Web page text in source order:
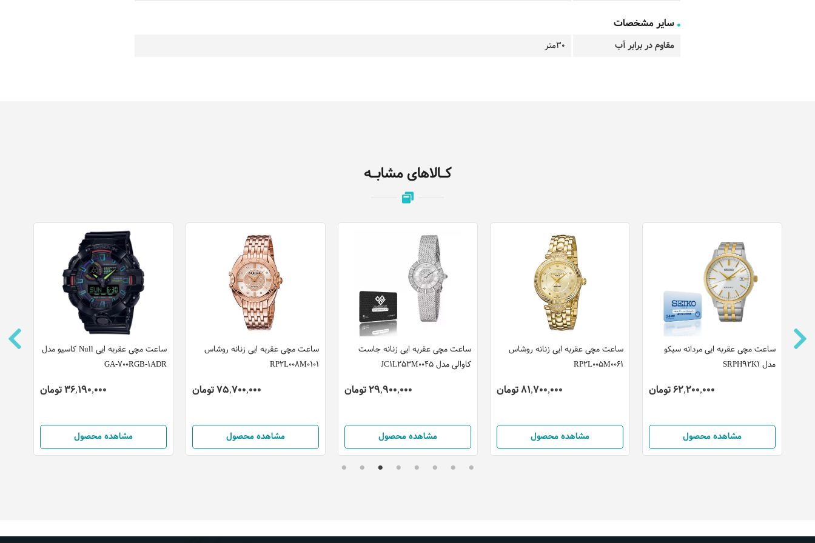
سایر مشخصات
مقاوم در برابر آب 30متر
کـالاهای مشابـه
ساعت مچی عقربه ایی Null کاسیو مدل
GA-700RGB-1ADR
36,190,000 تومان
مشاهده محصول
ساعت مچی عقربه ایی زنانه روشاس
RP2L008M0101
75,700,000 تومان
مشاهده محصول
ساعت مچی عقربه ایی زنانه جاست
کاوالی مدل JC1L253M0045
29,900,000 تومان
مشاهده محصول
ساعت مچی عقربه ایی زنانه روشاس
RP2L005M0061
81,700,000 تومان
مشاهده محصول
ساعت مچی عقربه ایی مردانه سیکو
مدل SRPH92K1
62,200,000 تومان
مشاهده محصول